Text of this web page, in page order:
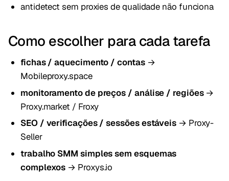
antidetect sem proxies de qualidade não funciona
Como escolher para cada tarefa
fichas / aquecimento / contas→
Mobileproxy.space
monitoramento de preços / análise / regiões→
Proxy.market / Froxy
SEO / verificações / sessões estáveis → Proxy-
Seller
trabalho SMM simples sem esquemas
complexos → Proxys.io